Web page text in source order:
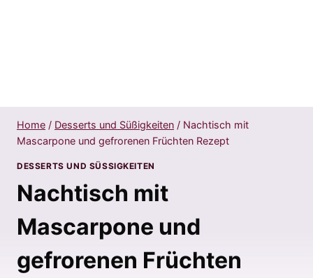
Home / Desserts und Süßigkeiten / Nachtisch mit
Mascarpone und gefrorenen Früchten Rezept
DESSERTS UND SÜSSIGKEITEN
Nachtisch mit
Mascarpone und
gefrorenen Früchten